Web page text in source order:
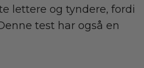
lettere og tyndere, fordi
test har også en